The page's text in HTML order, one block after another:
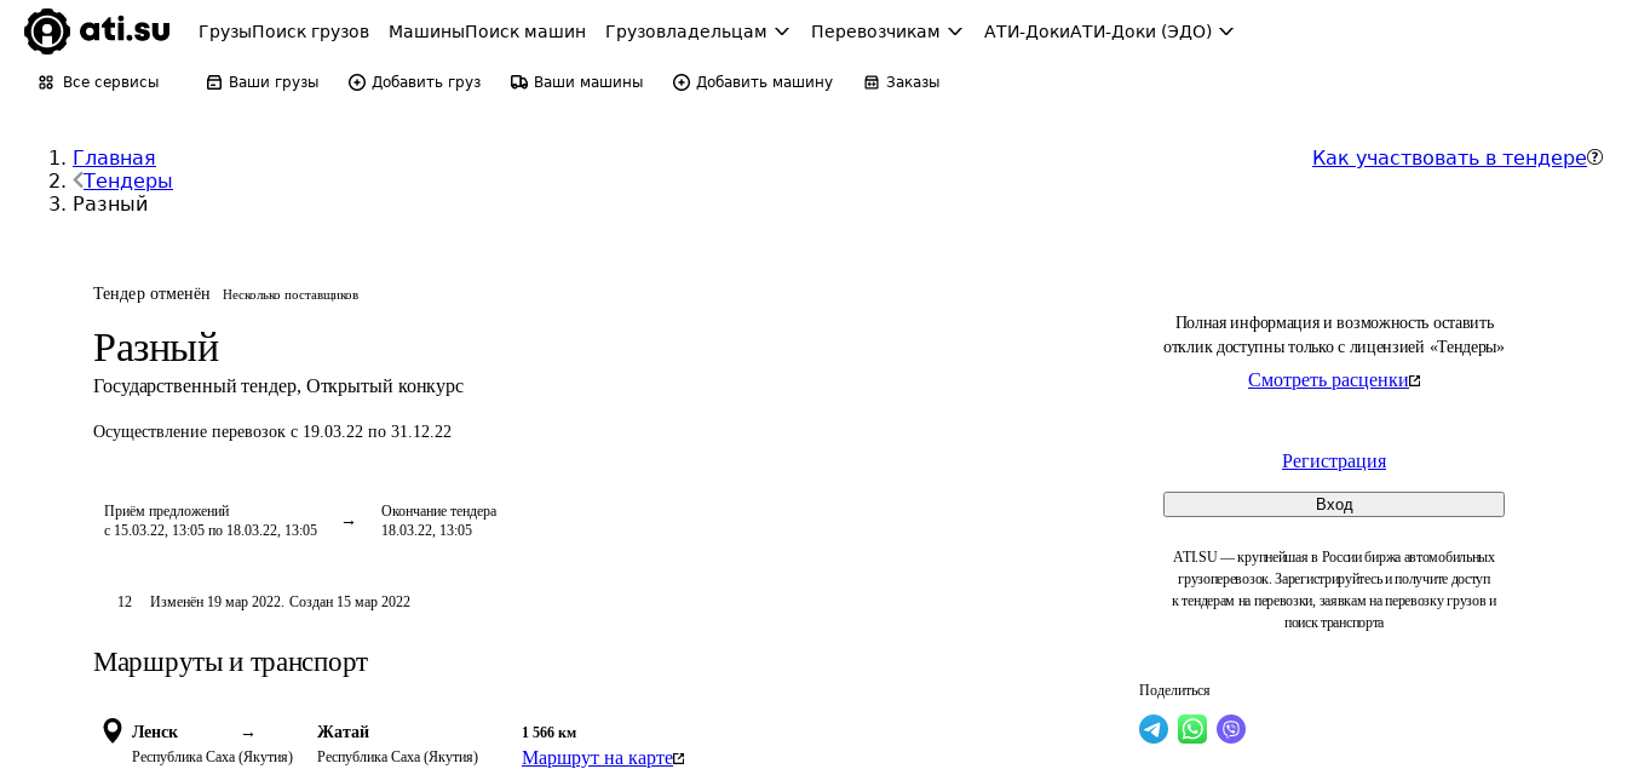
ГрузыПоиск грузов МашиныПоиск машин Грузовладельцам Перевозчикам АТИ-ДокиАТИ-Доки (ЭДО)
Все сервисы Ваши грузы Добавить груз Ваши машины Добавить машину Заказы
Главная
Тендеры
Разный
Как участвовать в тендере
Тендер отменён Несколько поставщиков
Разный
Государственный тендер, Открытый конкурс
Осуществление перевозок с 19.03.22 по 31.12.22
Приём предложений
с 15.03.22, 13:05 по 18.03.22, 13:05
Окончание тендера
18.03.22, 13:05
Полная информация и возможность оставить
отклик доступны только с лицензией «Тендеры»
Смотреть расценки
Регистрация
Вход
ATI.SU — крупнейшая в России биржа автомобильных
грузоперевозок. Зарегистрируйтесь и получите доступ
к тендерам на перевозки, заявкам на перевозку грузов и
поиск транспорта
Поделиться
12 Изменён 19 мар 2022. Создан 15 мар 2022
Маршруты и транспорт
Ленск →
Республика Саха (Якутия)
Жатай
Республика Саха (Якутия)
1 566 км
Маршрут на карте